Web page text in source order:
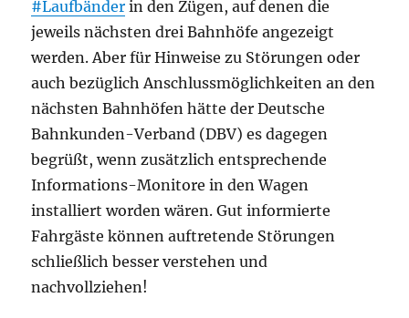
#Laufbänder in den Zügen, auf denen die
jeweils nächsten drei Bahnhöfe angezeigt
werden. Aber für Hinweise zu Störungen oder
auch bezüglich Anschlussmöglichkeiten an den
nächsten Bahnhöfen hätte der Deutsche
Bahnkunden-Verband (DBV) es dagegen
begrüßt, wenn zusätzlich entsprechende
Informations-Monitore in den Wagen
installiert worden wären. Gut informierte
Fahrgäste können auftretende Störungen
schließlich besser verstehen und
nachvollziehen!